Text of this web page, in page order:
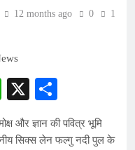
12 months ago 0
1
WhatsApp
X
और ज्ञान की पवित्र भूमि
सिक्स लेन फल्गु नदी पुल के